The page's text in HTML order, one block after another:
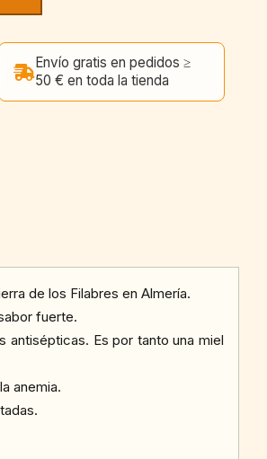
Envío gratis en pedidos ≥
50 € en toda la tienda
de los Filabres en Almería.
fuerte.
antisépticas. Es por tanto una miel
anemia.